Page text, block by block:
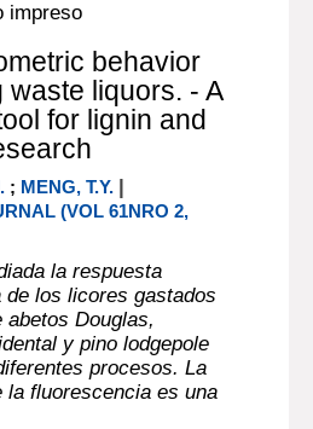
impreso
behavior
waste liquors. - A
for lignin and
; MENG, T.Y. |
(VOL 61NRO 2,
la respuesta
de los licores gastados
abetos Douglas,
y pino lodgepole
procesos. La
la fluorescencia es una